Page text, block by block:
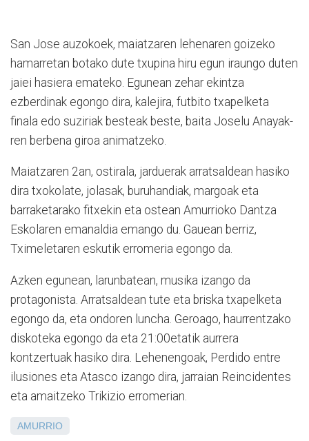
San Jose auzokoek, maiatzaren lehenaren goizeko
hamarretan botako dute txupina hiru egun iraungo duten
jaiei hasiera emateko. Egunean zehar ekintza
ezberdinak egongo dira, kalejira, futbito txapelketa
finala edo suziriak besteak beste, baita Joselu Anayak-
ren berbena giroa animatzeko.
Maiatzaren 2an, ostirala, jarduerak arratsaldean hasiko
dira txokolate, jolasak, buruhandiak, margoak eta
barraketarako fitxekin eta ostean Amurrioko Dantza
Eskolaren emanaldia emango du. Gauean berriz,
Tximeletaren eskutik erromeria egongo da.
Azken egunean, larunbatean, musika izango da
protagonista. Arratsaldean tute eta briska txapelketa
egongo da, eta ondoren luncha. Geroago, haurrentzako
diskoteka egongo da eta 21:00etatik aurrera
kontzertuak hasiko dira. Lehenengoak, Perdido entre
ilusiones eta Atasco izango dira, jarraian Reincidentes
eta amaitzeko Trikizio erromerian.
AMURRIO